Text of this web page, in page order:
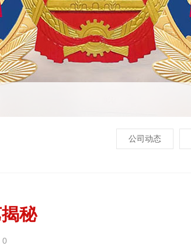
公司动态
秘
0